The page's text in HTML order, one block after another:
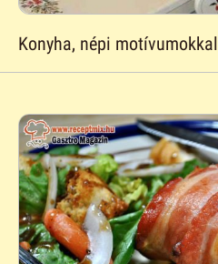
Konyha, népi motívumokkal